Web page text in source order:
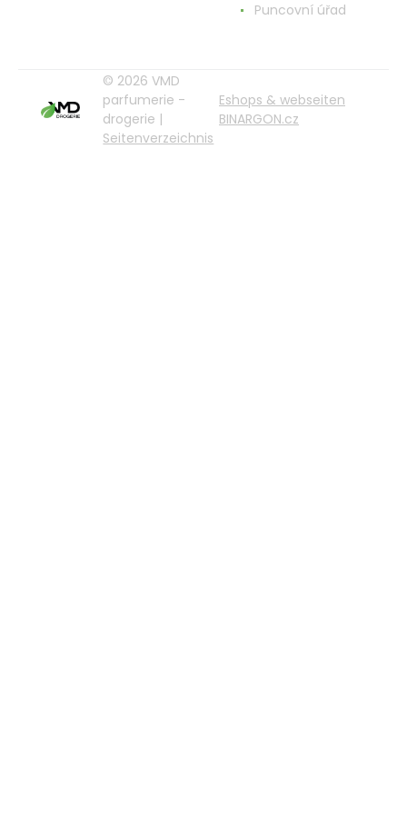
Puncovní úřad
© 2026 VMD
parfumerie -
drogerie |
Seitenverzeichnis
Eshops & webseiten
BINARGON.cz